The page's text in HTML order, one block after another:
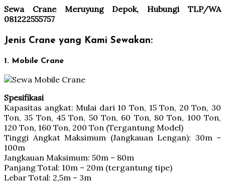
Sewa Crane Meruyung Depok, Hubungi TLP/WA
081222555757
Jenis Crane yang Kami Sewakan:
1. Mobile Crane
Spesifikasi
Kapasitas angkat: Mulai dari 10 Ton, 15 Ton, 20 Ton, 30
Ton, 35 Ton, 45 Ton, 50 Ton, 60 Ton, 80 Ton, 100 Ton,
120 Ton, 160 Ton, 200 Ton (Tergantung Model)
Tinggi Angkat Maksimum (Jangkauan Lengan): 30m –
100m
Jangkauan Maksimum: 50m – 80m
Panjang Total: 10m – 20m (tergantung tipe)
Lebar Total: 2,5m – 3m